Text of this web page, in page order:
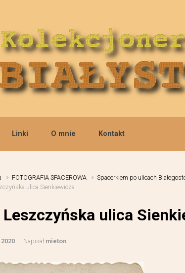
Linki O mnie Kontakt
FOTOGRAFIA SPACEROWA Spacerkiem po ulicach
ulica Sienkiewicza
Leszczyńska ulica
Napisał mieton